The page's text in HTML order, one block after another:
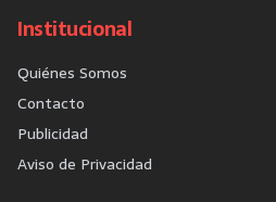
Institucional
Quiénes Somos
Contacto
Publicidad
Aviso de Privacidad